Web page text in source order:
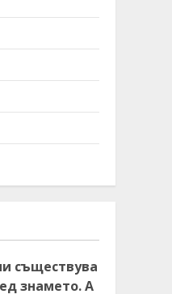
съществува
знамето. А